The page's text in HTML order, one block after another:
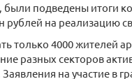
подведены итоги
рублей на реализацию
только 4000 жителей
разных секторов
на участие в